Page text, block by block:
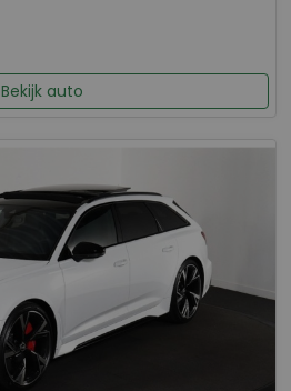
Bekijk auto